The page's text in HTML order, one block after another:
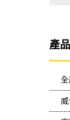
產